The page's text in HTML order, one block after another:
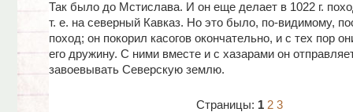
Так было до Мстислава. И он еще делает в 1022 г.
т. е. на северный Кавказ. Но это было, по-видимому,
поход; он покорил касогов окончательно, и с тех пор
его дружину. С ними вместе и с хазарами он
завоевывать Северскую землю.
Страницы: 1 2 3